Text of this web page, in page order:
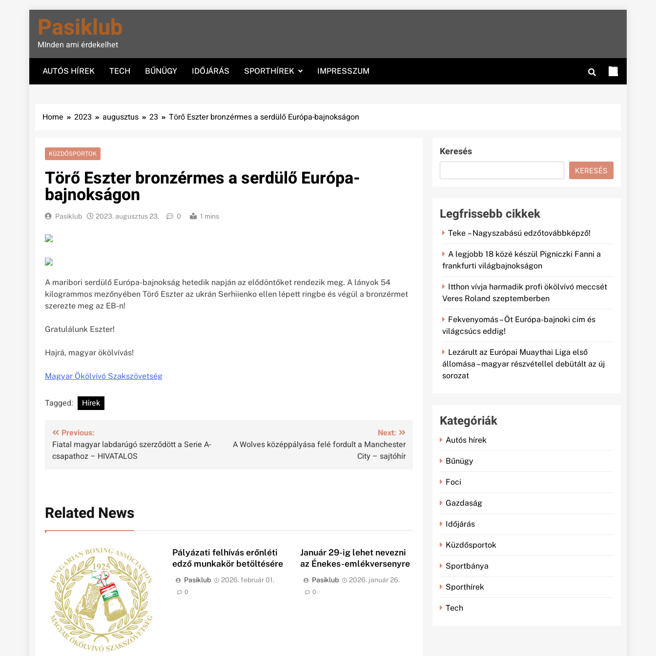
content
Pasiklub
MInden ami érdekelhet
AUTÓS HÍREK TECH BŰNÜGY IDŐJÁRÁS SPORTHÍREK IMPRESSZUM
Home 2023 augusztus 23 Törő Eszter bronzérmes a serdülő Európa-bajnokságon
KÜZDŐSPORTOK
Törő Eszter bronzérmes a serdülő Európa-
bajnokságon
Pasiklub 2023. augusztus 23. 0 1 mins
A maribori serdülő Európa-bajnokság hetedik napján az elődöntőket rendezik meg. A lányok 54
kilogrammos mezőnyében Törő Eszter az ukrán Serhiienko ellen lépett ringbe és végül a bronzérmet
szerezte meg az EB-n!
Gratulálunk Eszter!
Hajrá, magyar ökölvívás!
Magyar Ökölvívó Szakszövetség
Tagged: Hírek
Bejegyzés
navigáció
Previous:
Fiatal magyar labdarúgó szerződött a Serie A-
csapathoz – HIVATALOS
Next:
A Wolves középpályása felé fordult a Manchester
City – sajtóhír
Related News
Pályázati felhívás erőnléti
edző munkakör betöltésére
Pasiklub 2026. február 01.
0
Január 29-ig lehet nevezni
az Énekes-emlékversenyre
Pasiklub 2026. január 26.
0
Keresés
KERESÉS
Legfrissebb cikkek
Teke – Nagyszabású edzőtovábbképző!
A legjobb 18 közé készül Pigniczki Fanni a
frankfurti világbajnokságon
Itthon vívja harmadik profi ökölvívó meccsét
Veres Roland szeptemberben
Fekvenyomás – Öt Európa-bajnoki cím és
világcsúcs eddig!
Lezárult az Európai Muaythai Liga első
állomása – magyar részvétellel debütált az új
sorozat
Kategóriák
Autós hírek
Bűnügy
Foci
Gazdaság
Időjárás
Küzdősportok
Sportbánya
Sporthírek
Tech